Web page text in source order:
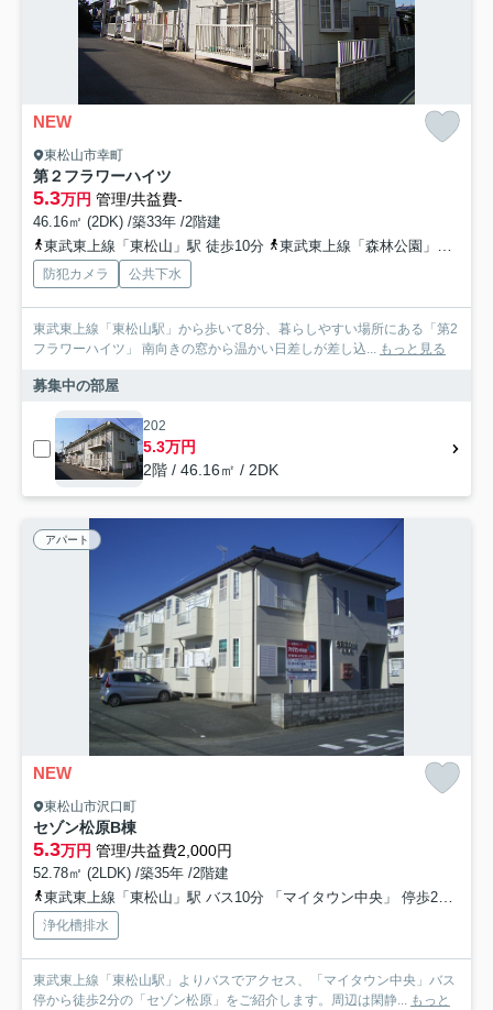
NEW
東松山市幸町
第２フラワーハイツ
5.3万円 管理/共益費-
46.16㎡ (2DK) /築33年 /2階建
東武東上線「東松山」駅 徒歩10分
東武東上線「森林公園」駅 徒歩41分
防犯カメラ 公共下水
東武東上線「東松山駅」から歩いて8分、暮らしやすい場所にある「第2
フラワーハイツ」 南向きの窓から温かい日差しが差し込... もっと見る
募集中の部屋
202
5.3万円
2階 / 46.16㎡ / 2DK
アパート
NEW
東松山市沢口町
セゾン松原B棟
5.3万円 管理/共益費2,000円
52.78㎡ (2LDK) /築35年 /2階建
東武東上線「東松山」駅 バス10分 「マイタウン中央」 停歩2分
浄化槽排水
東武東上線「東松山駅」よりバスでアクセス、「マイタウン中央」バス
停から徒歩2分の「セゾン松原」をご紹介します。周辺は閑静...
もっと